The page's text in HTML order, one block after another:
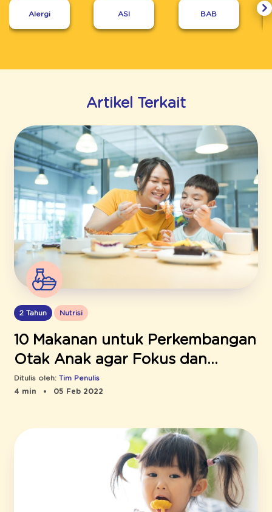
Alergi ASI BAB
Artikel Terkait
2 Tahun Nutrisi
10 Makanan untuk Perkembangan
Otak Anak agar Fokus dan
Cerdas
Ditulis oleh: Tim Penulis
4 min
05 Feb 2022